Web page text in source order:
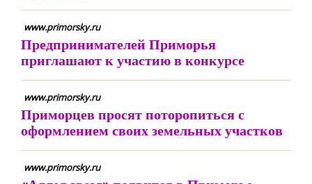
www.primorsky.ru
Предпринимателей Приморья
приглашают к участию в конкурсе
www.primorsky.ru
Приморцев просят поторопиться с
оформлением своих земельных участков
www.primorsky.ru